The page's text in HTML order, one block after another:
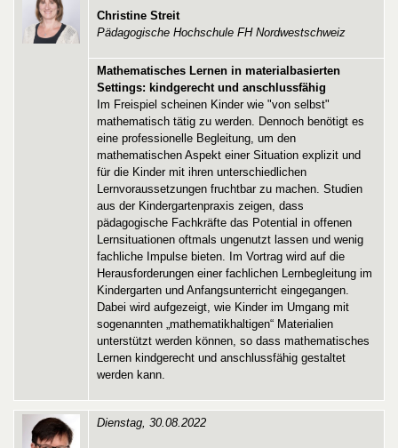
Christine Streit
Pädagogische Hochschule FH Nordwestschweiz
Mathematisches Lernen in materialbasierten
Settings: kindgerecht und anschlussfähig
Im Freispiel scheinen Kinder wie "von selbst"
mathematisch tätig zu werden. Dennoch benötigt es
eine professionelle Begleitung, um den
mathematischen Aspekt einer Situation explizit und
für die Kinder mit ihren unterschiedlichen
Lernvoraussetzungen fruchtbar zu machen. Studien
aus der Kindergartenpraxis zeigen, dass
pädagogische Fachkräfte das Potential in offenen
Lernsituationen oftmals ungenutzt lassen und wenig
fachliche Impulse bieten. Im Vortrag wird auf die
Herausforderungen einer fachlichen Lernbegleitung im
Kindergarten und Anfangsunterricht eingegangen.
Dabei wird aufgezeigt, wie Kinder im Umgang mit
sogenannten „mathematikhaltigen“ Materialien
unterstützt werden können, so dass mathematisches
Lernen kindgerecht und anschlussfähig gestaltet
werden kann.
Dienstag, 30.08.2022